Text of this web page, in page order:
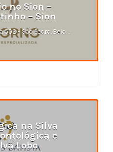
no Sion –
– Sion
Av. do Contorno, 6283 - Sala 502 - São Pedro, Belo Horizonte - MG
na Silva
e
Lobo